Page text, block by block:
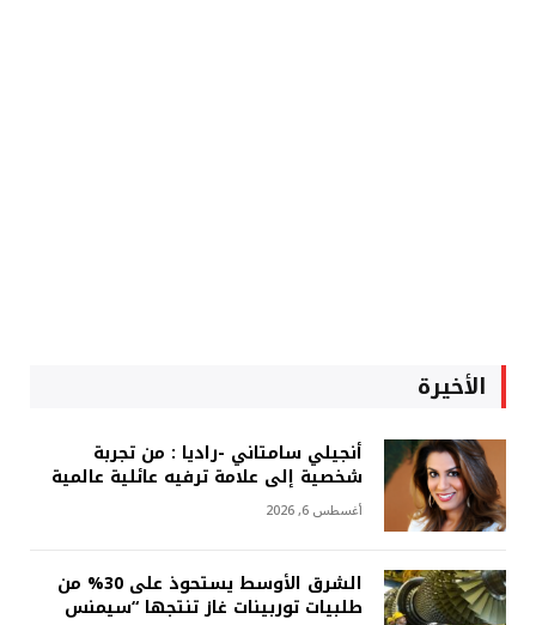
الأخيرة
أنجيلي سامتاني -راديا : من تجربة
شخصية إلى علامة ترفيه عائلية عالمية
أغسطس 6, 2026
الشرق الأوسط يستحوذ على 30% من
طلبيات توربينات غاز تنتجها “سيمنس